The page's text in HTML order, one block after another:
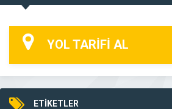
YOL TARİFİ AL
ETİKETLER